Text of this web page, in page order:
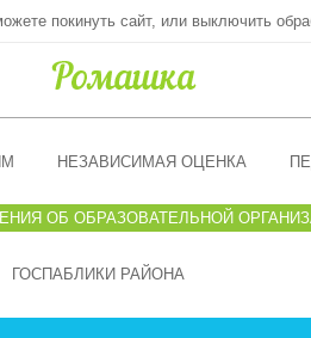
покинуть сайт, или выключить
НЕЗАВИСИМАЯ ОЦЕНКА
ОБ ОБРАЗОВАТЕЛЬНОЙ
ГОСПАБЛИКИ РАЙОНА